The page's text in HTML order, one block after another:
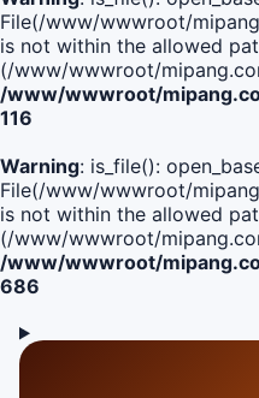
File(/www/wwwroot/
is not within the allowed
(/www/wwwroot/
/www/wwwroot/
116
Warning: is_file():
File(/www/wwwroot/
is not within the allowed
(/www/wwwroot/
/www/wwwroot/
686